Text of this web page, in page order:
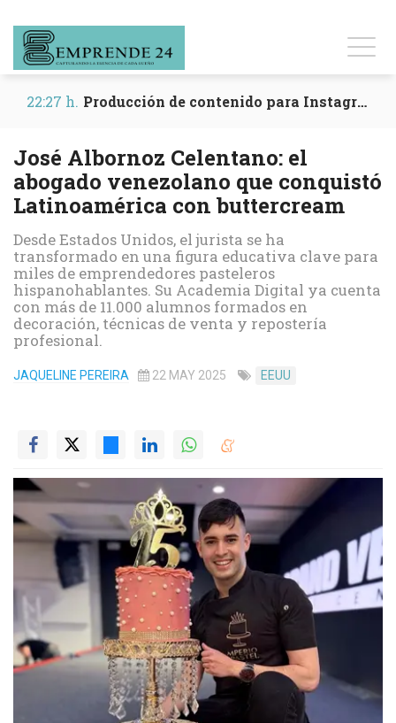
22:27 h. Producción de contenido para Instagram y Reels
José Albornoz Celentano: el
abogado venezolano que conquistó
Latinoamérica con buttercream
Desde Estados Unidos, el jurista se ha
transformado en una figura educativa clave para
miles de emprendedores pasteleros
hispanohablantes. Su Academia Digital ya cuenta
con más de 11.000 alumnos formados en
decoración, técnicas de venta y repostería
profesional.
JAQUELINE PEREIRA 22 MAY 2025 EEUU